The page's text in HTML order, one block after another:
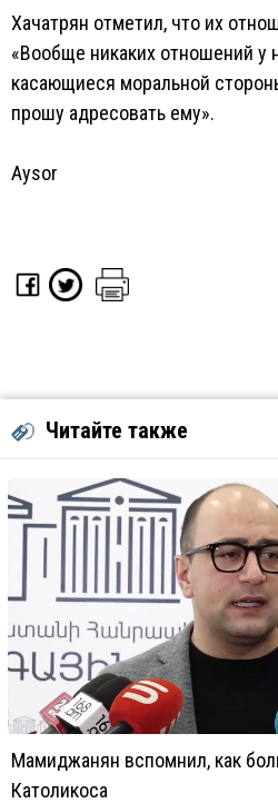
Хачатрян отметил, что их
«Вообще никаких отношений у
касающиеся моральной
прошу адресовать ему».
Aysor
Читайте также
Мамиджанян вспомнил, как
Католикоса